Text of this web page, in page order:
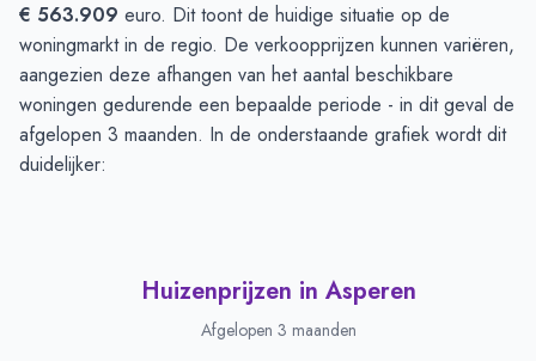
€ 563.909 euro. Dit toont de huidige situatie op de
woningmarkt in de regio. De verkoopprijzen kunnen variëren,
aangezien deze afhangen van het aantal beschikbare
woningen gedurende een bepaalde periode - in dit geval de
afgelopen 3 maanden. In de onderstaande grafiek wordt dit
duidelijker:
Huizenprijzen in Asperen
Afgelopen 3 maanden